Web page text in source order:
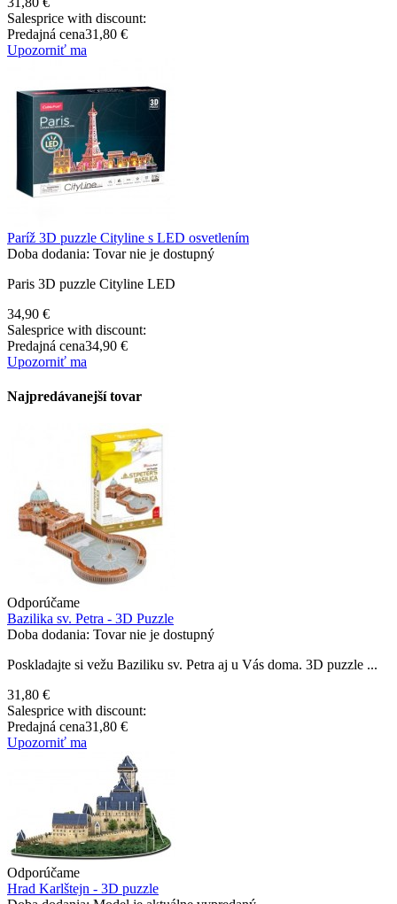
Salesprice with discount:
Predajná cena31,80 €
Upozorniť ma
Paríž 3D puzzle Cityline s LED osvetlením
Doba dodania: Tovar nie je dostupný
Paris 3D puzzle Cityline LED
34,90 €
Salesprice with discount:
Predajná cena34,90 €
Upozorniť ma
Najpredávanejší tovar
Odporúčame
Bazilika sv. Petra - 3D Puzzle
Doba dodania: Tovar nie je dostupný
Poskladajte si vežu Baziliku sv. Petra aj u Vás doma. 3D puzzle ...
31,80 €
Salesprice with discount:
Predajná cena31,80 €
Upozorniť ma
Odporúčame
Hrad Karlštejn - 3D puzzle